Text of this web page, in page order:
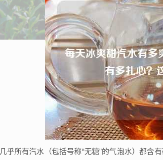
几乎所有汽水（包括号称“无糖”的气泡水）都含